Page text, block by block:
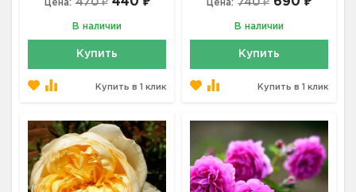
Цена: 470 ₽
В наличии
Купить
Купить в 1 клик
Цена: 740 ₽
В наличии
Купить
Купить в 1 клик